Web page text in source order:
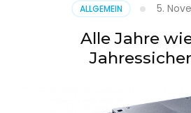
ALLGEMEIN 5.
Alle Jahre